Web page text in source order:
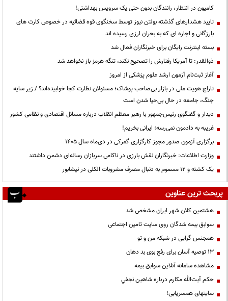
کامیون در انتظار، رانندگان بدون حتی یک سرویس بهداشتی!
تایید هشدارهای گذشته بولتن نیوز توسط سخنگوی قوه قضائیه در خصوص کارت های
بارزگانی و اجاره ای که به بحران ارزی رسیده اند
بسته اینترنت رایگان برای خبرنگاران فعال شد
ذوالقدر: تا آمریکا رفتارش را تصحیح نکند، تنگه هرمز باز نخواهد شد
آغاز ثبت‌نام آزمون ارشد علوم پزشکی از امروز
تاراج هویت ملی در بازار بی‌صاحب پوشاک؛ مسئولان نظارت کجا خوابیده‌اند؟ / زیر سایه
جنگ، جامعه در حال بی‌حیا شدن است
دیدار و گفتگوی رئیس‌جمهور با رهبر معظم انقلاب درباره مسائل اقتصادی و نظامی کشور
غریبه به دادمون نمی‌رسه؛ ایرانی بخریم!
برگزاری آزمون صدور مجوز کارگزاری گمرکی در دی‌ماه سال ۱۴۰۵
وزارت اطلاعات: خبرنگاران نقش بارزی در ناکامی سربازان رسانه‌ای دشمن داشتند
یک کشته و ۱۲ مسموم به دنبال مصرف مشروبات الکلی در نیشابور
پربحث ترین عناوین
هشتمین کلان شهر ایران مشخص شد
سوابق بیمه شدگان روی سایت تامین اجتماعی
همجنس گرایی در شبکه من و تو
13 توصیه آسان برای رفع بوی بد دهان
مشاهده سامانه آنلاين سوابق بیمه
حكم آيت‌الله مكارم درباره شاهين نجفي
سایتهای همسریابی!